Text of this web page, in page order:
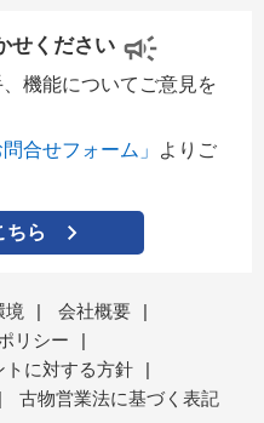
せください
機能についてご意見を
問合せフォーム」
よりご
ちら
境 | 会社概要
|
リシー
|
トに対する方針
|
| 古物営業法に基づく表記